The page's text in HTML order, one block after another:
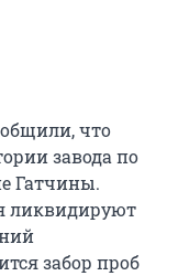
что
завода по
Гатчины.
ликвидируют
забор проб